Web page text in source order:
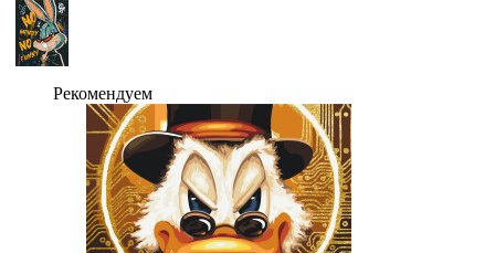
Рекомендуем